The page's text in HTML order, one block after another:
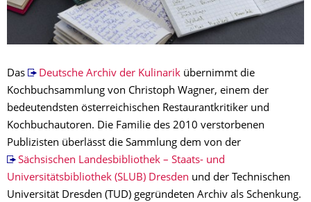
Das Deutsche Archiv der Kulinarikübernimmt die
Kochbuchsammlung von Christoph Wagner, einem der
bedeutendsten österreichischen Restaurantkritiker und
Kochbuchautoren. Die Familie des 2010 verstorbenen
Publizisten überlässt die Sammlung dem von der
Sächsischen Landesbibliothek – Staats- und
Universitätsbibliothek (SLUB) Dresden und der Technischen
Universität Dresden (TUD) gegründeten Archiv als Schenkung.